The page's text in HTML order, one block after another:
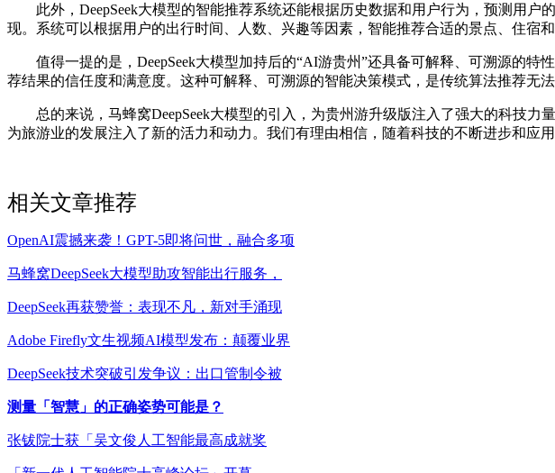
此外，DeepSeek大模型的智能推荐系统还能根据历史数据和用户行为，预测用户
现。系统可以根据用户的出行时间、人数、兴趣等因素，智能推荐合适的景点、住宿
值得一提的是，DeepSeek大模型加持后的“AI游贵州”还具备可解释、可溯源的特
荐结果的信任度和满意度。这种可解释、可溯源的智能决策模式，是传统算法推荐无
总的来说，马蜂窝DeepSeek大模型的引入，为贵州游升级版注入了强大的科技力
为旅游业的发展注入了新的活力和动力。我们有理由相信，随着科技的不断进步和应
相关文章推荐
OpenAI震撼来袭！GPT-5即将问世，融合多项
马蜂窝DeepSeek大模型助攻智能出行服务，
DeepSeek再获赞誉：表现不凡，新对手涌现
Adobe Firefly文生视频AI模型发布：颠覆业界
DeepSeek技术突破引发争议：出口管制令被
测量「智慧」的正确姿势可能是？
张钹院士获「吴文俊人工智能最高成就奖